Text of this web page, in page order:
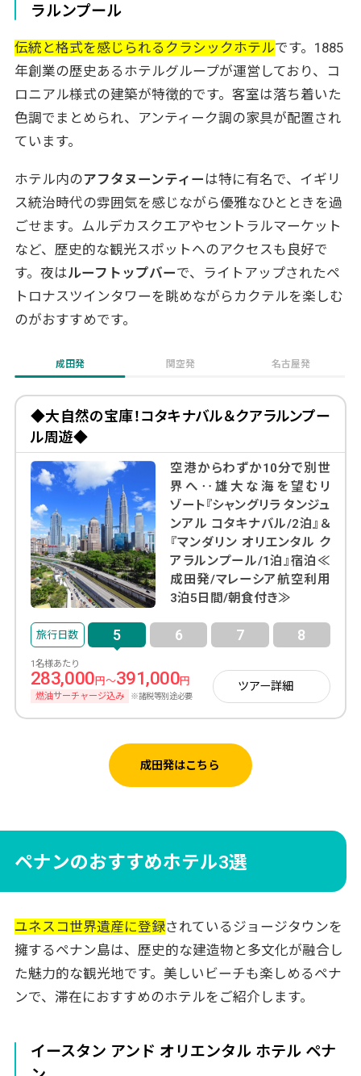
ラルンプール
伝統と格式を感じられるクラシックホテルです。1885
年創業の歴史あるホテルグループが運営しており、コ
ロニアル様式の建築が特徴的です。客室は落ち着いた
色調でまとめられ、アンティーク調の家具が配置され
ています。
ホテル内のアフタヌーンティー は特に有名で、イギリ
ス統治時代の雰囲気を感じながら優雅なひとときを過
ごせます。ムルデカスクエアやセントラルマーケット
など、歴史的な観光スポットへのアクセスも良好で
す。夜はルーフトップバーで、ライトアップされたペ
トロナスツインタワーを眺めながらカクテルを楽しむ
のがおすすめです。
成田発 関空発 名古屋発
◆大自然の宝庫！コタキナバル＆クアラルンプー
ル周遊◆
空港からわずか10分で別世
界へ‥雄大な海を望むリ
ゾート『シャングリラ タンジュ
ンアル コタキナバル/2泊』＆
『マンダリン オリエンタル ク
アラルンプール/1泊』宿泊≪
成田発/マレーシア航空利用
3泊5日間/朝食付き≫
5 6 7 8
1名様あたり
283,000 円～391,000円
燃油サーチャージ込み ※諸税等別途必要
ツアー詳細
成田発はこちら
ペナンのおすすめホテル3選
ユネスコ世界遺産に登録されているジョージタウンを
擁するペナン島は、歴史的な建造物と多文化が融合し
た魅力的な観光地です。美しいビーチも楽しめるペナ
ンで、滞在におすすめのホテルをご紹介します。
イースタン アンド オリエンタル ホテル ペナ